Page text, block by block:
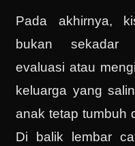
Pada akhirnya,
bukan sekadar
evaluasi atau
keluarga yang
anak tetap tumbuh
Di balik lembar